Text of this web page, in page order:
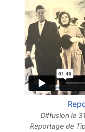
Diffusion le
Reportage de